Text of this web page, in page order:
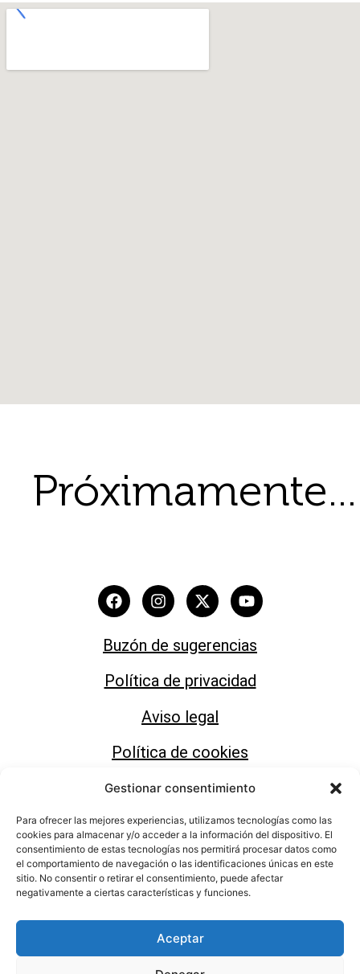
Gestionar consentimiento
Para ofrecer las mejores experiencias, utilizamos tecnologías como las
cookies para almacenar y/o acceder a la información del dispositivo. El
consentimiento de estas tecnologías nos permitirá procesar datos como
el comportamiento de navegación o las identificaciones únicas en este
sitio. No consentir o retirar el consentimiento, puede afectar
negativamente a ciertas características y funciones.
Aceptar
Próximamente...
Buzón de sugerencias
Política de privacidad
Aviso legal
Política de cookies
Área de Cultura del Ayuntamiento de Motril